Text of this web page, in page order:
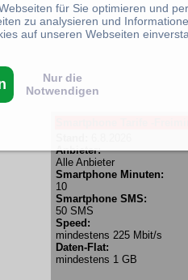
Anbieter:
Alle Anbieter
Smartphone Minuten:
10
Smartphone SMS:
50 SMS
Speed:
mindestens 225 Mbit/s
Daten-Flat:
mindestens 1 GB
für Sie optimieren und
zu analysieren und
auf unseren Webseiten
Nur die
Notwendigen